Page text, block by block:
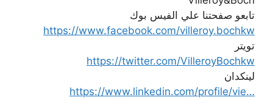
تابعو صفحتنا علي الفيس بوك
https://www.facebook.com/villeroy.bochkw
تويتر
https://twitter.com/VilleroyBochkw
لينكدان
https://www.linkedin.com/profile/vie…